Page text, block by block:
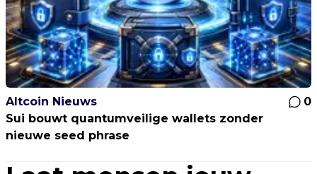
Altcoin Nieuws
0
Sui bouwt quantumveilige wallets zonder
nieuwe seed phrase